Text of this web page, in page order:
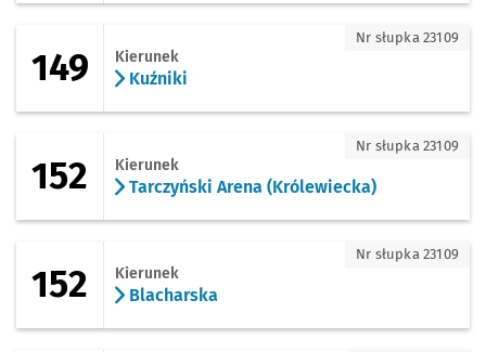
149 Kierunek
Kuźniki
Nr słupka 23109
152 - kierunek Tarczyński Arena
152 Kierunek
Tarczyński Arena (Królewiecka)
Nr słupka 23109
152 Kierunek
Blacharska
Nr słupka 23109